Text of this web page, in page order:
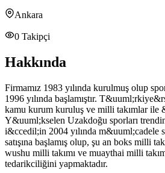
Ankara
0 Takipçi
Hakkında
Firmamız 1983 yılında kurulmuş olup
1996 yılında başlamıştır.
kamu kurum kuruluş ve milli takımlar ile
Y&uuml;kselen Uzakdoğu sporları
i&ccedil;in 2004 yılında m&uuml;cadele
satışına başlamış olup, şu an boks milli
wushu milli takımı ve muaythai milli
tedarikciliğini yapmaktadır.